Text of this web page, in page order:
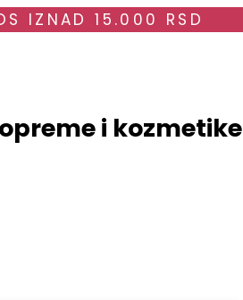
IZNAD 15.000 RSD
i kozmetike